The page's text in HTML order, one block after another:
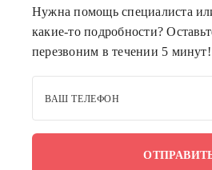
Нужна помощь специалиста
какие-то подробности?
перезвоним в течении 5 минут!
ВАШ ТЕЛЕФОН